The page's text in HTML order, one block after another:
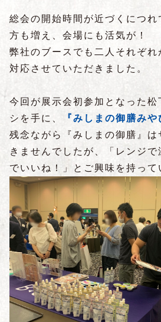
総会の開始時間が近づくにつれ
方も増え、会場にも活気が！
弊社のブースでも二人それぞ
対応させていただきました。
今回が展示会初参加となった松
シを手に、
『みしまの御膳みや
残念ながら『みしまの御膳』
きませんでしたが、「レンジ
でいいね！」とご興味を持って